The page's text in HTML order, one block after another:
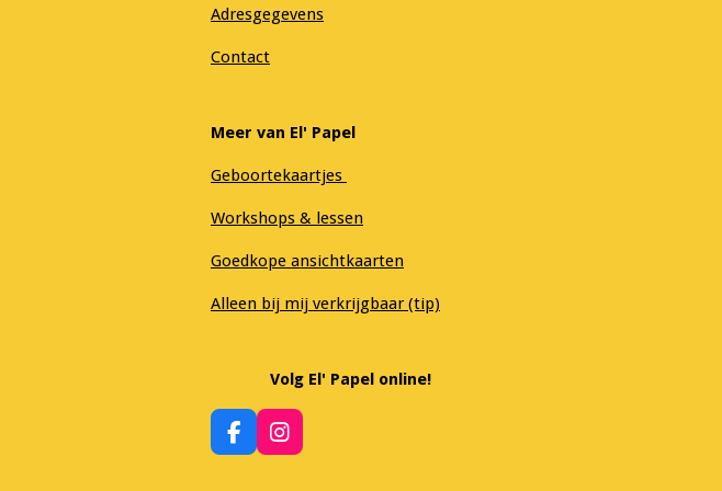
Adresgegevens
Contact
Meer van El' Papel
Geboortekaartjes
Workshops & lessen
Goedkope ansichtkaarten
Alleen bij mij verkrijgbaar (tip)
Volg El' Papel online!
F
a
I
n